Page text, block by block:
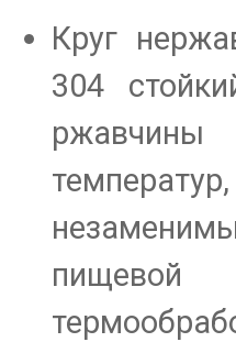
Круг
304
пищевой